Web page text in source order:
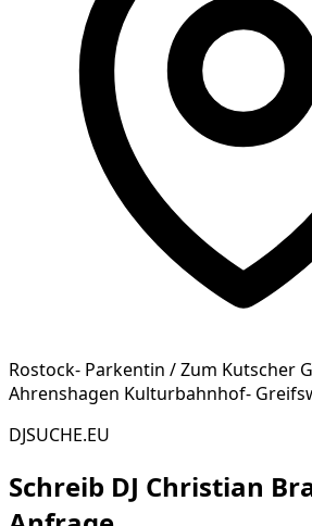
Rostock- Parkentin / Zum Kutscher
Ahrenshagen Kulturbahnhof-
DJSUCHE.EU
Schreib DJ Christian